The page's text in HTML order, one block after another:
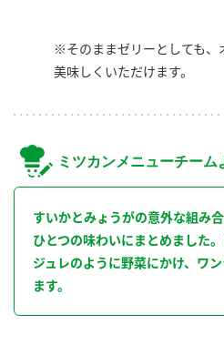
※そのままゼリーとしても、
美味しくいただけます。
ミツカンメニューチーム
すいかとみょうがの意外な組み
ひとつの味わいにまとめました
ジュレのように野菜にかけ、ワ
ます。